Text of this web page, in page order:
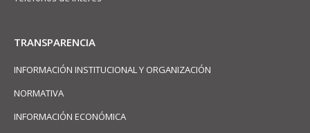
TRANSPARENCIA
INFORMACIÓN INSTITUCIONAL Y ORGANIZACIÓN
NORMATIVA
INFORMACIÓN ECONÓMICA